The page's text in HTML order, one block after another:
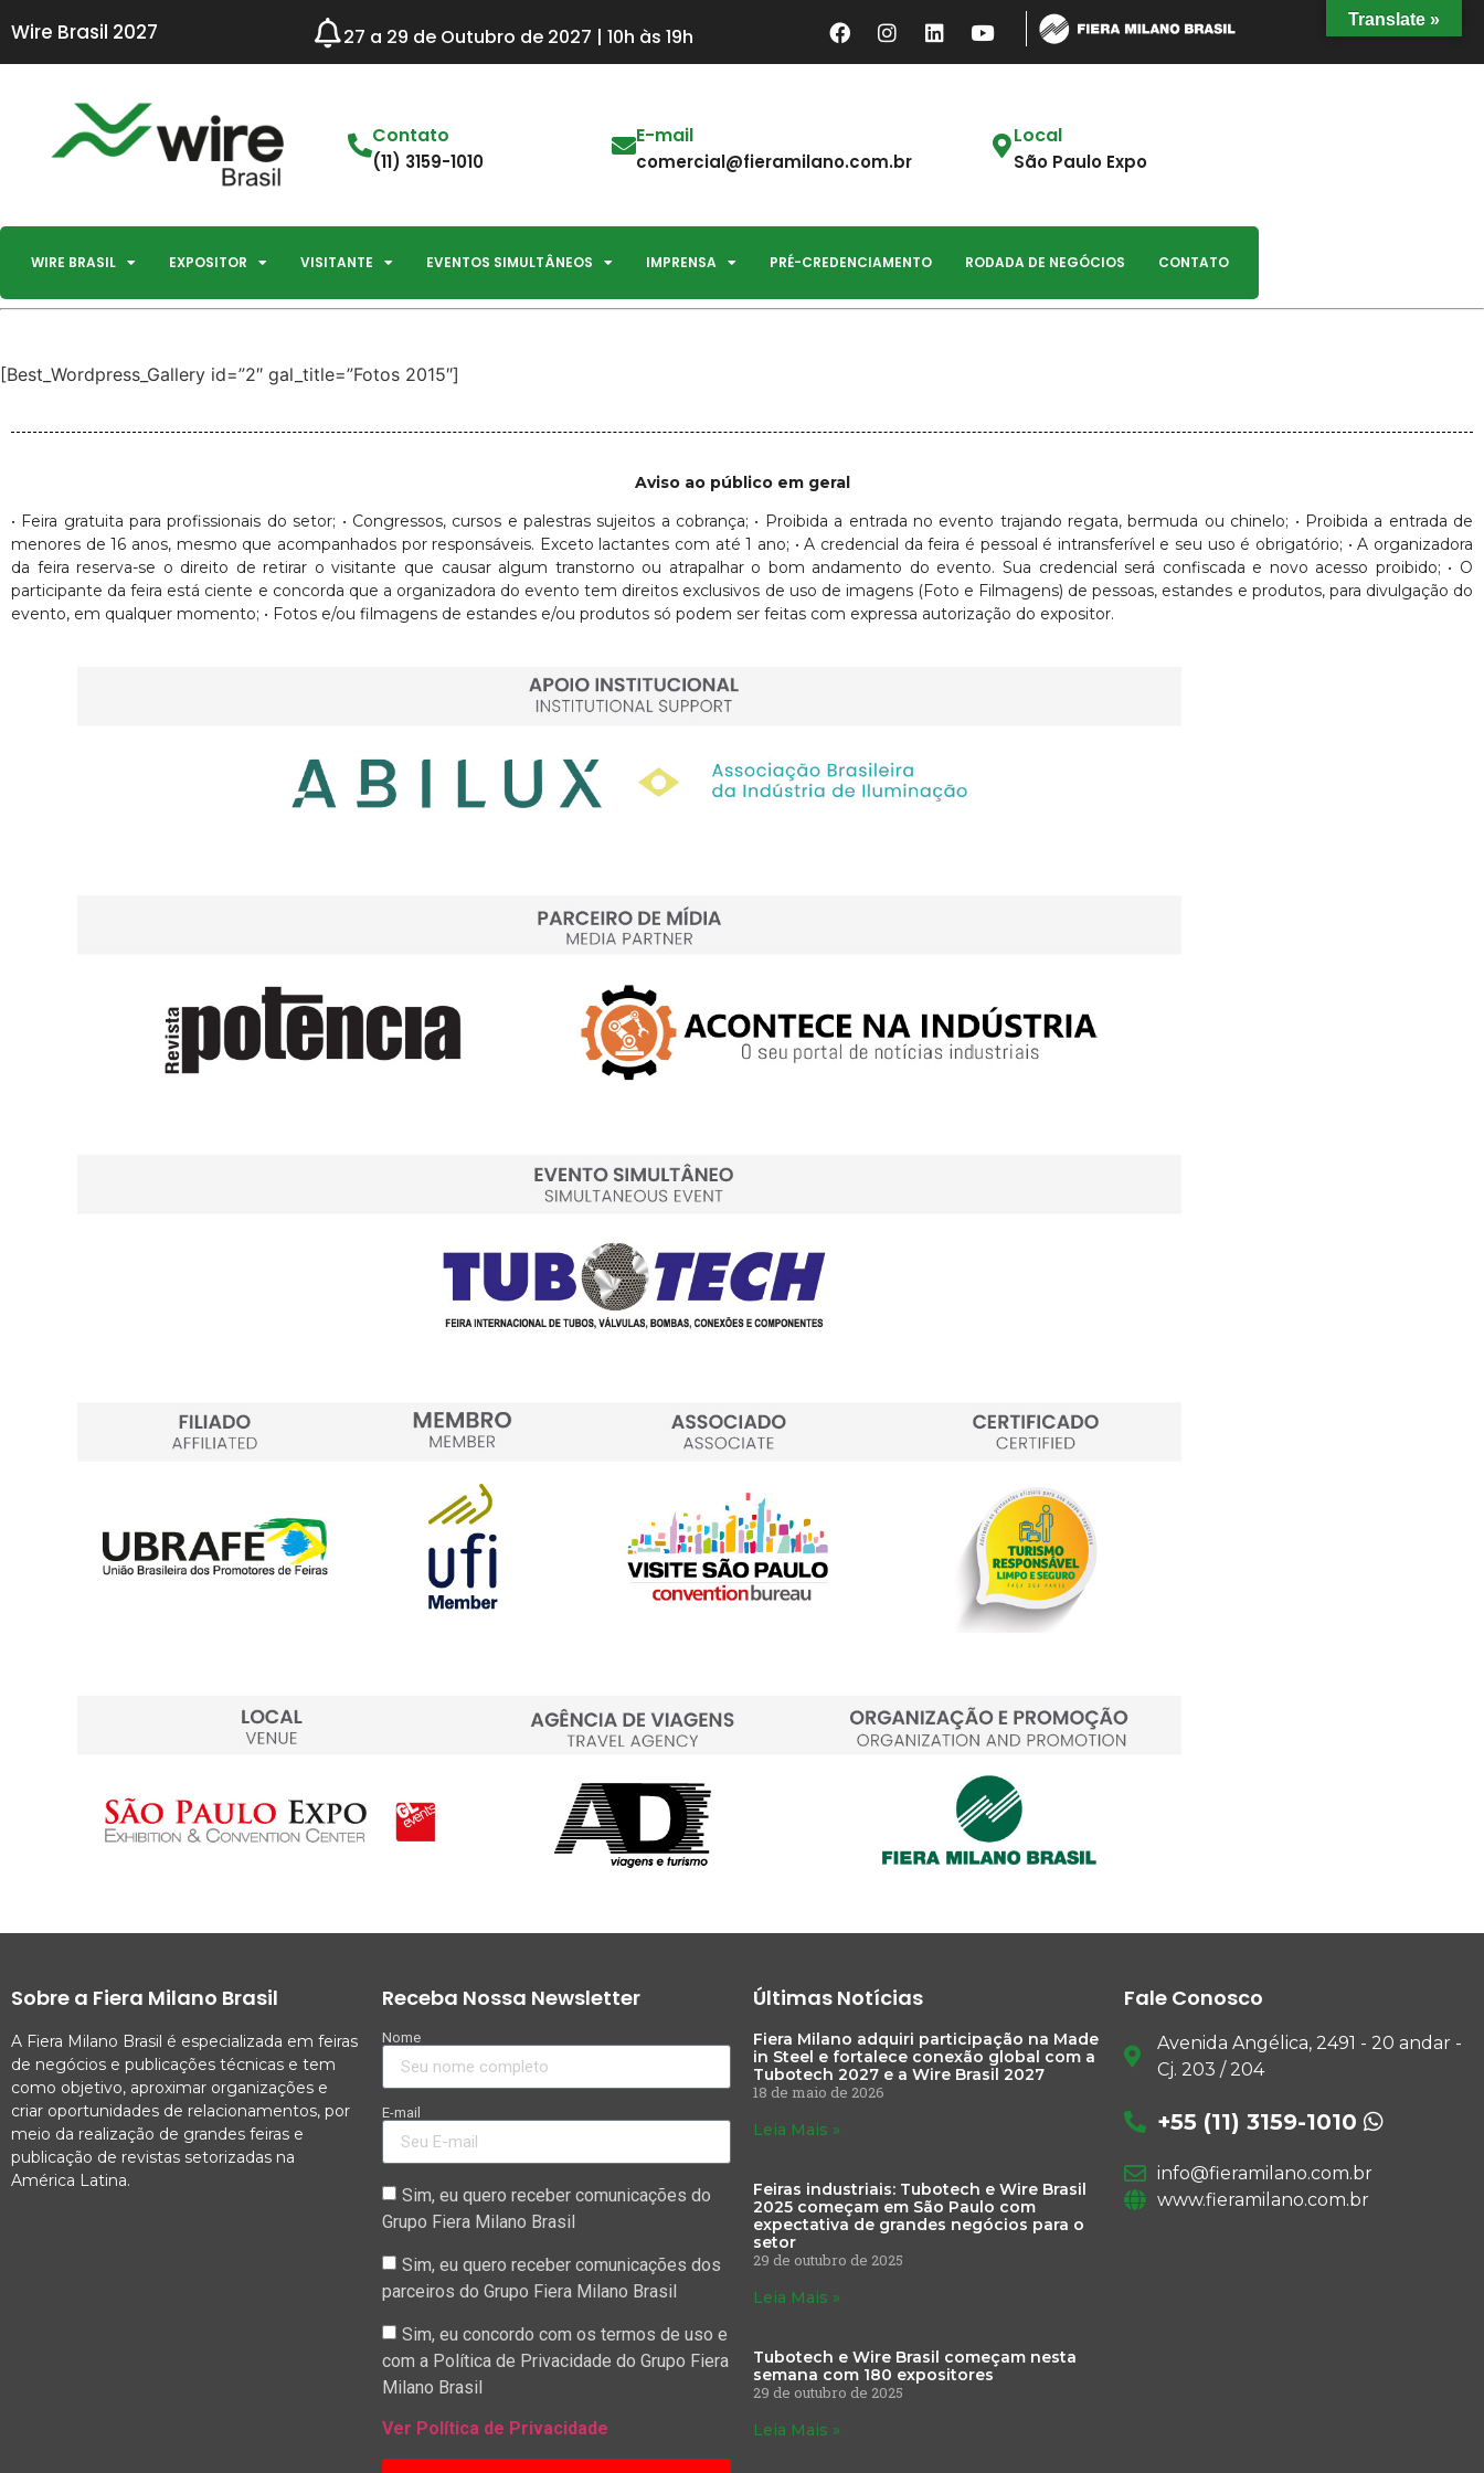
Wire Brasil 2027 27 a 29 de Outubro de 2027 | 10h às 19h
Contato
(11) 3159-1010
E-mail
comercial@fieramilano.com.br
Local
São Paulo Expo
WIRE BRASIL EXPOSITOR VISITANTE EVENTOS SIMULTÂNEOS IMPRENSA PRÉ-CREDENCIAMENTO RODADA DE NEGÓCIOS CONTATO
[Best_Wordpress_Gallery id=”2″ gal_title=”Fotos 2015″]
Aviso ao público em geral
• Feira gratuita para profissionais do setor; • Congressos, cursos e palestras sujeitos a cobrança; • Proibida a entrada no evento trajando regata, bermuda ou chinelo; • Proibida a entrada de
menores de 16 anos, mesmo que acompanhados por responsáveis. Exceto lactantes com até 1 ano; • A credencial da feira é pessoal é intransferível e seu uso é obrigatório; • A organizadora
da feira reserva-se o direito de retirar o visitante que causar algum transtorno ou atrapalhar o bom andamento do evento. Sua credencial será confiscada e novo acesso proibido; • O
participante da feira está ciente e concorda que a organizadora do evento tem direitos exclusivos de uso de imagens (Foto e Filmagens) de pessoas, estandes e produtos, para divulgação do
evento, em qualquer momento; • Fotos e/ou filmagens de estandes e/ou produtos só podem ser feitas com expressa autorização do expositor.
Sobre a Fiera Milano Brasil
A Fiera Milano Brasil é especializada em feiras
de negócios e publicações técnicas e tem
como objetivo, aproximar organizações e
criar oportunidades de relacionamentos, por
meio da realização de grandes feiras e
publicação de revistas setorizadas na
América Latina.
Receba Nossa Newsletter
Nome
E-mail
Sim, eu quero receber comunicações do
Grupo Fiera Milano Brasil
Sim, eu quero receber comunicações dos
parceiros do Grupo Fiera Milano Brasil
Sim, eu concordo com os termos de uso e
com a Política de Privacidade do Grupo Fiera
Milano Brasil
Ver Política de Privacidade
Últimas Notícias
Fiera Milano adquiri participação na Made
in Steel e fortalece conexão global com a
Tubotech 2027 e a Wire Brasil 2027
18 de maio de 2026
Leia Mais »
Feiras industriais: Tubotech e Wire Brasil
2025 começam em São Paulo com
expectativa de grandes negócios para o
setor
29 de outubro de 2025
Leia Mais »
Tubotech e Wire Brasil começam nesta
semana com 180 expositores
29 de outubro de 2025
Leia Mais »
Fale Conosco
Avenida Angélica, 2491 - 20 andar -
Cj. 203 / 204
+55 (11) 3159-1010
info@fieramilano.com.br
www.fieramilano.com.br
Translate »